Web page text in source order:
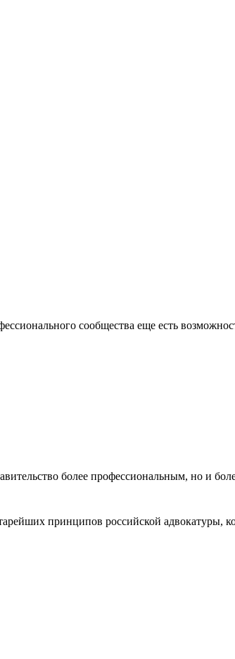
сообщества еще есть
более профессиональным, но и
принципов российской адвокатуры,